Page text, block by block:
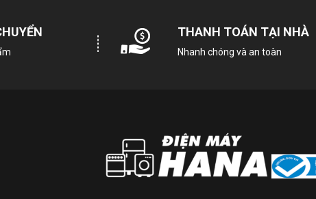
Công
THANH TOÁN TẠI NHÀ
Nhanh chóng và an toàn